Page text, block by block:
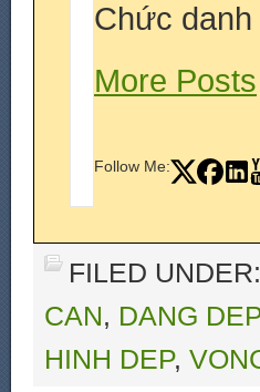
Chức danh
More Posts
Follow Me:
FILED UNDER:
CAN, DANG DEP
HINH DEP,